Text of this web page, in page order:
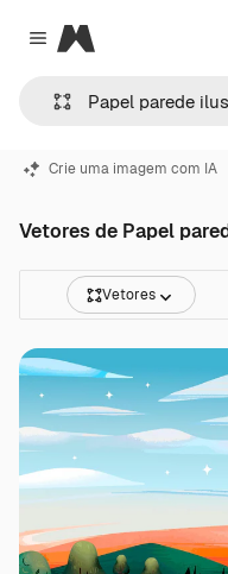
Close menu
Magnific
Crie uma imagem com IA
Vetores